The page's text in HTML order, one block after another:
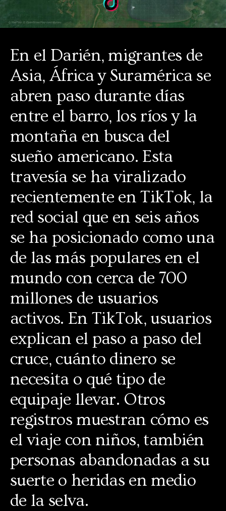
En el Darién, migrantes de
Asia, África y Suramérica se
abren paso durante días
entre el barro, los ríos y la
montaña en busca del
sueño americano. Esta
travesía se ha viralizado
recientemente en TikTok, la
red social que en seis años
se ha posicionado como una
de las más populares en el
mundo con cerca de 700
millones de usuarios
activos. En TikTok, usuarios
explican el paso a paso del
cruce, cuánto dinero se
necesita o qué tipo de
equipaje llevar. Otros
registros muestran cómo es
el viaje con niños, también
personas abandonadas a su
suerte o heridas en medio
de la selva.